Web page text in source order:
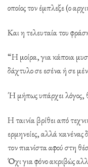
οποίος τον έμπλεξε (ο
Και η τελευταία του
“Η μοίρα, για κάποια
δάχτυλο σε εσένα ή σε
Ή μήπως υπάρχει λόγος,
Η ταινία βρίθει από
ερμηνείες, αλλά κανένας
τον πιανίστα αφού στη
Όχι για φόνο ακριβώς